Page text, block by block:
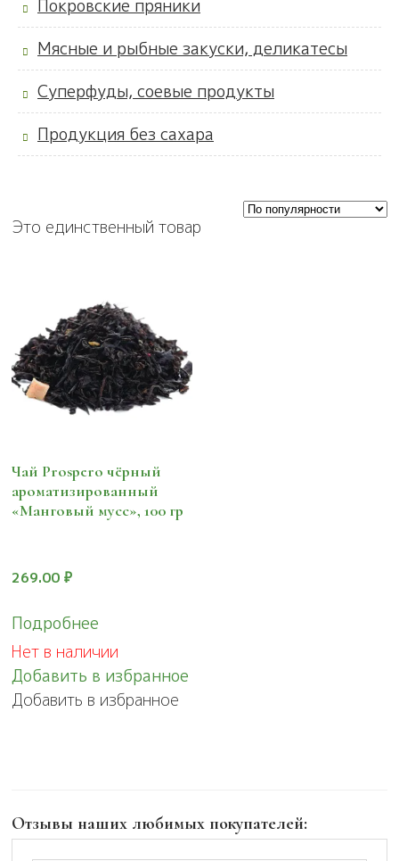
Покровские пряники
Мясные и рыбные закуски, деликатесы
Суперфуды, соевые продукты
Продукция без сахара
Это единственный товар
Чай Prospero чёрный
ароматизированный
«Манговый мусс», 100 гр
269.00 ₽
Подробнее
Нет в наличии
Добавить в избранное
Добавить в избранное
Отзывы наших любимых покупателей: